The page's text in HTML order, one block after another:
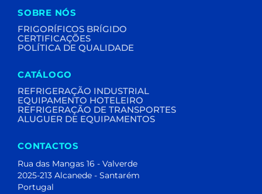
SOBRE NÓS
FRIGORÍFICOS BRÍGIDO
CERTIFICAÇÕES
POLÍTICA DE QUALIDADE
CATÁLOGO
REFRIGERAÇÃO INDUSTRIAL
EQUIPAMENTO HOTELEIRO
REFRIGERAÇÃO DE TRANSPORTES
ALUGUER DE EQUIPAMENTOS
CONTACTOS
Rua das Mangas 16 - Valverde
2025-213 Alcanede - Santarém
Portugal